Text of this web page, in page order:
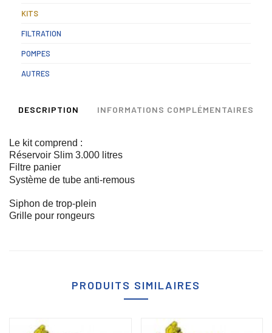
KITS
FILTRATION
POMPES
AUTRES
DESCRIPTION INFORMATIONS COMPLÉMENTAIRES
Le kit comprend :
Réservoir Slim 3.000 litres
Filtre panier
Système de tube anti-remous
Siphon de trop-plein
Grille pour rongeurs
PRODUITS SIMILAIRES